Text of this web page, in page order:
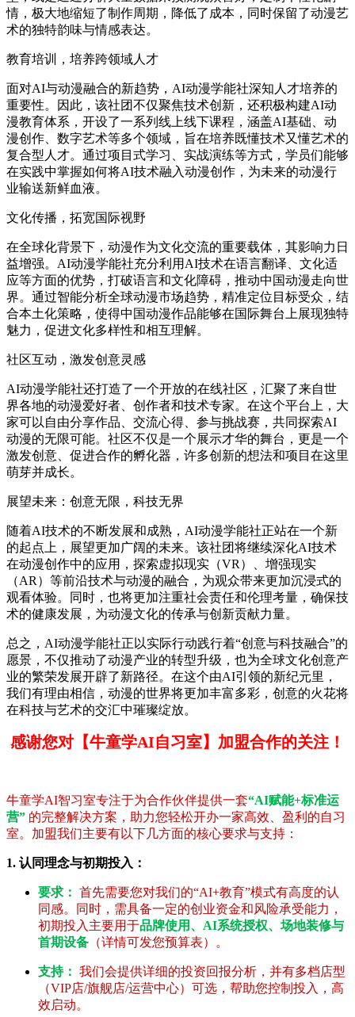
情，极大地缩短了制作周期，降低了成本，同时保留了动漫艺
术的独特韵味与情感表达。
教育培训，培养跨领域人才
面对AI与动漫融合的新趋势，AI动漫学能社深知人才培养的
重要性。因此，该社团不仅聚焦技术创新，还积极构建AI动
漫教育体系，开设了一系列线上线下课程，涵盖AI基础、动
漫创作、数字艺术等多个领域，旨在培养既懂技术又懂艺术的
复合型人才。通过项目式学习、实战演练等方式，学员们能够
在实践中掌握如何将AI技术融入动漫创作，为未来的动漫行
业输送新鲜血液。
文化传播，拓宽国际视野
在全球化背景下，动漫作为文化交流的重要载体，其影响力日
益增强。AI动漫学能社充分利用AI技术在语言翻译、文化适
应等方面的优势，打破语言和文化障碍，推动中国动漫走向世
界。通过智能分析全球动漫市场趋势，精准定位目标受众，结
合本土化策略，使得中国动漫作品能够在国际舞台上展现独特
魅力，促进文化多样性和相互理解。
社区互动，激发创意灵感
AI动漫学能社还打造了一个开放的在线社区，汇聚了来自世
界各地的动漫爱好者、创作者和技术专家。在这个平台上，大
家可以自由分享作品、交流心得、参与挑战赛，共同探索AI
动漫的无限可能。社区不仅是一个展示才华的舞台，更是一个
激发创意、促进合作的孵化器，许多创新的想法和项目在这里
萌芽并成长。
展望未来：创意无限，科技无界
随着AI技术的不断发展和成熟，AI动漫学能社正站在一个新
的起点上，展望更加广阔的未来。该社团将继续深化AI技术
在动漫创作中的应用，探索虚拟现实（VR）、增强现实
（AR）等前沿技术与动漫的融合，为观众带来更加沉浸式的
观看体验。同时，也将更加注重社会责任和伦理考量，确保技
术的健康发展，为动漫文化的传承与创新贡献力量。
总之，AI动漫学能社正以实际行动践行着“创意与科技融合”的
愿景，不仅推动了动漫产业的转型升级，也为全球文化创意产
业的繁荣发展开辟了新路径。在这个由AI引领的新纪元里，
我们有理由相信，动漫的世界将更加丰富多彩，创意的火花将
在科技与艺术的交汇中璀璨绽放。
感谢您对【牛童学AI自习室】加盟合作的关注！
牛童学AI智习室专注于为合作伙伴提供一套“AI赋能+标准运
营” 的完整解决方案，助力您轻松开办一家高效、盈利的自习
室。加盟我们主要有以下几方面的核心要求与支持：
1. 认同理念与初期投入：
要求： 首先需要您对我们的“AI+教育”模式有高度的认
同感。同时，需具备一定的创业资金和风险承受能力，
初期投入主要用于品牌使用、AI系统授权、场地装修与
首期设备 （详情可发您预算表）。
支持： 我们会提供详细的投资回报分析，并有多档店型
（VIP店/旗舰店/运营中心）可选，帮助您控制投入，高
效启动。